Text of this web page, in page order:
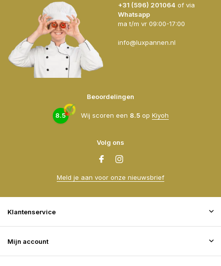
+31 (596) 201064 of via
Whatsapp
ma t/m vr 09:00-17:00
info@luxpannen.nl
Beoordelingen
8.5 Wij scoren een 8.5op Kiyoh
Volg ons
Meld je aan voor onze nieuwsbrief
Klantenservice
Mijn account